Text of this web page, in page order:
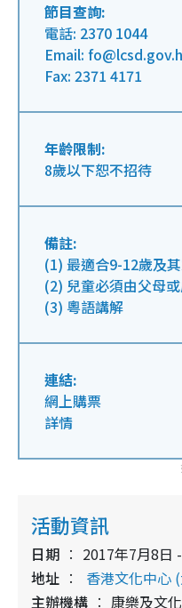
節目查詢:
電話: 2370 1044
Email:
Fax: 2371 4171
年齡限制:
8歲以下恕不招待
備註:
(1) 最適合9-12歲及
(2) 兒童必須由父母
(3) 粵語講解
連結:
網上購票
詳情
活動資訊
日期
2017年7月8日
地址
香港文化中心
主辦機構
康樂及文